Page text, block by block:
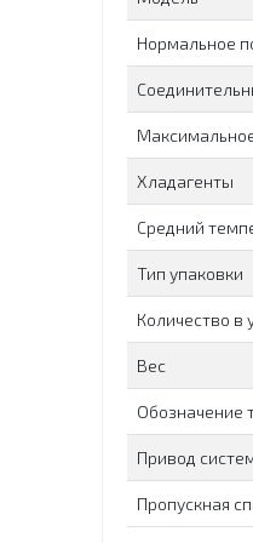
Нормальное
Хладагенты
Средний
Тип упаковки
Количество в
Вес
Обозначение
Привод
Пропускная